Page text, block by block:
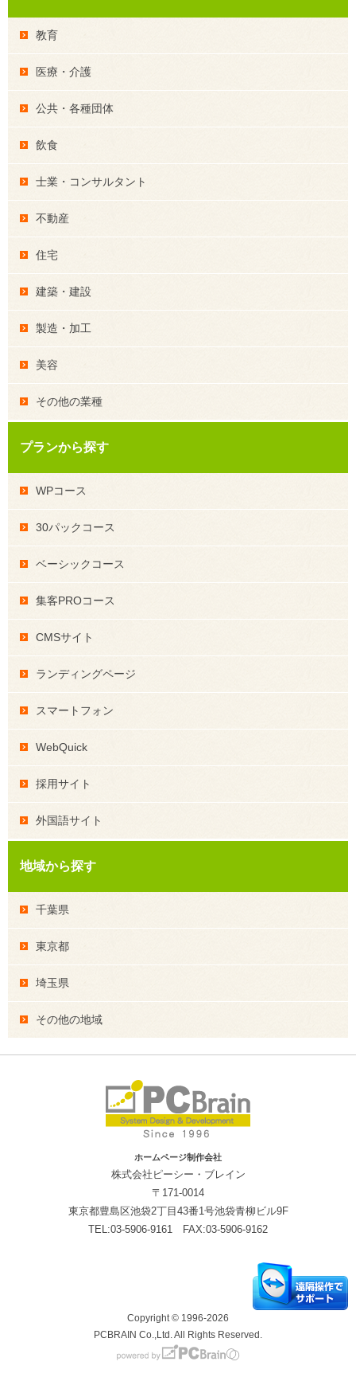
教育
医療・介護
公共・各種団体
飲食
士業・コンサルタント
不動産
住宅
建築・建設
製造・加工
美容
その他の業種
プランから探す
WPコース
30パックコース
ベーシックコース
集客PROコース
CMSサイト
ランディングページ
スマートフォン
WebQuick
採用サイト
外国語サイト
地域から探す
千葉県
東京都
埼玉県
その他の地域
ホームページ制作会社
株式会社ピーシー・ブレイン
〒171-0014
東京都豊島区池袋2丁目43番1号池袋青柳ビル9F
TEL:03-5906-9161 FAX:03-5906-9162
Copyright © 1996-2026
PCBRAIN Co.,Ltd. All Rights Reserved.